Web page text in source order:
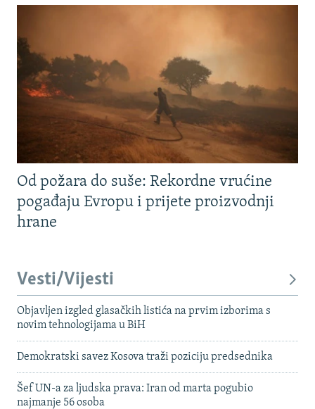
Od požara do suše: Rekordne vrućine
pogađaju Evropu i prijete proizvodnji
hrane
Vesti/Vijesti
Objavljen izgled glasačkih listića na prvim izborima s
novim tehnologijama u BiH
Demokratski savez Kosova traži poziciju predsednika
Šef UN-a za ljudska prava: Iran od marta pogubio
najmanje 56 osoba